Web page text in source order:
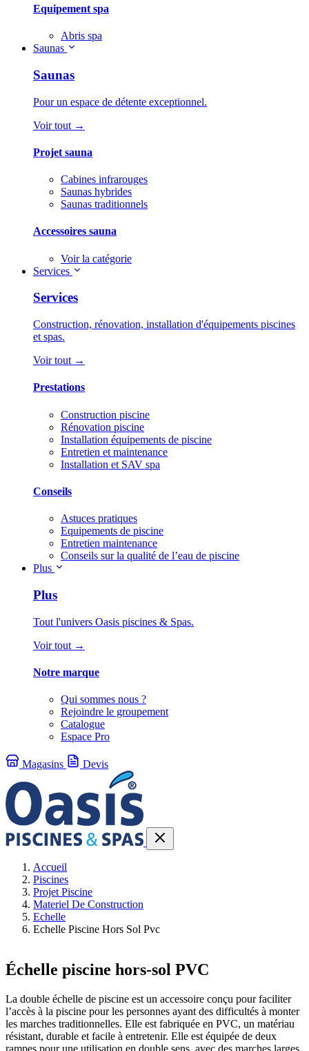
Equipement spa
Abris spa
Saunas
Saunas
Pour un espace de détente exceptionnel.
Voir tout →
Projet sauna
Cabines infrarouges
Saunas hybrides
Saunas traditionnels
Accessoires sauna
Voir la catégorie
Services
Services
Construction, rénovation, installation d'équipements piscines
et spas.
Voir tout →
Prestations
Construction piscine
Rénovation piscine
Installation équipements de piscine
Entretien et maintenance
Installation et SAV spa
Conseils
Astuces pratiques
Equipements de piscine
Entretien maintenance
Conseils sur la qualité de l’eau de piscine
Plus
Plus
Tout l'univers Oasis piscines & Spas.
Voir tout →
Notre marque
Qui sommes nous ?
Rejoindre le groupement
Catalogue
Espace Pro
Magasins Devis
Accueil
Piscines
Projet Piscine
Materiel De Construction
Echelle
Echelle Piscine Hors Sol Pvc
Échelle piscine hors-sol PVC
La double échelle de piscine est un accessoire conçu pour faciliter
l’accès à la piscine pour les personnes ayant des difficultés à monter
les marches traditionnelles. Elle est fabriquée en PVC, un matériau
résistant, durable et facile à entretenir. Elle est équipée de deux
rampes pour une utilisation en double sens, avec des marches larges